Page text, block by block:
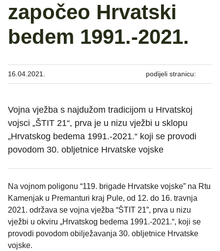
započeo Hrvatski
bedem 1991.-2021.
16.04.2021. podijeli stranicu:
Vojna vježba s najdužom tradicijom u Hrvatskoj
vojsci „ŠTIT 21“, prva je u nizu vježbi u sklopu
„Hrvatskog bedema 1991.-2021.“ koji se provodi
povodom 30. obljetnice Hrvatske vojske
Na vojnom poligonu “119. brigade Hrvatske vojske” na Rtu
Kamenjak u Premanturi kraj Pule, od 12. do 16. travnja
2021. održava se vojna vježba “ŠTIT 21”, prva u nizu
vježbi u okviru „Hrvatskog bedema 1991.-2021.“, koji se
provodi povodom obilježavanja 30. obljetnice Hrvatske
vojske.